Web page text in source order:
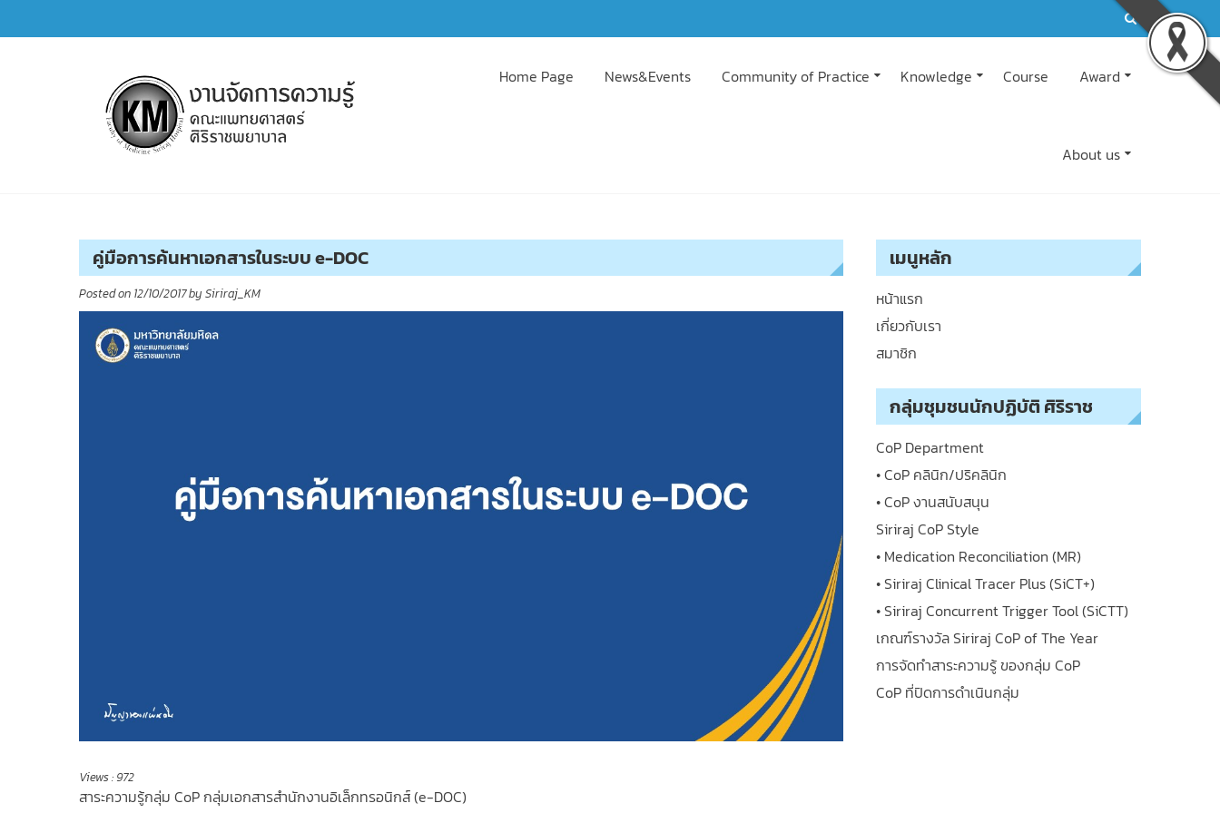
to
Home Page News&Events Community of Practice Knowledge Course Award
About us
คู่มือการค้นหาเอกสารในระบบ e-DOC
Posted on 12/10/2017by Siriraj_KM
Views : 972
สาระความรู้กลุ่ม CoP กลุ่มเอกสารสำนักงานอิเล็กทรอนิกส์ (e-DOC)
เมนูหลัก
หน้าแรก
เกี่ยวกับเรา
สมาชิก
กลุ่มชุมชนนักปฏิบัติ ศิริราช
CoP Department
• CoP คลินิก/ปริคลินิก
• CoP งานสนับสนุน
Siriraj CoP Style
• Medication Reconciliation (MR)
• Siriraj Clinical Tracer Plus (SiCT+)
• Siriraj Concurrent Trigger Tool (SiCTT)
เกณฑ์รางวัล Siriraj CoP of The Year
การจัดทำสาระความรู้ ของกลุ่ม CoP
CoP ที่ปิดการดำเนินกลุ่ม